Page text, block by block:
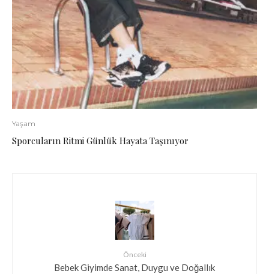
Yaşam
Sporcuların Ritmi Günlük Hayata Taşınıyor
Önceki
Bebek Giyimde Sanat, Duygu ve Doğallık